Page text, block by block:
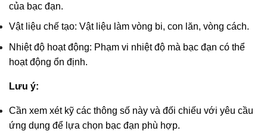
của bạc đạn.
Vật liệu chế tạo: Vật liệu làm vòng bi, con lăn, vòng cách.
Nhiệt độ hoạt động: Phạm vi nhiệt độ mà bạc đạn có thể
hoạt động ổn định.
Lưu ý:
Cần xem xét kỹ các thông số này và đối chiếu với yêu cầu
ứng dụng để lựa chọn bạc đạn phù hợp.